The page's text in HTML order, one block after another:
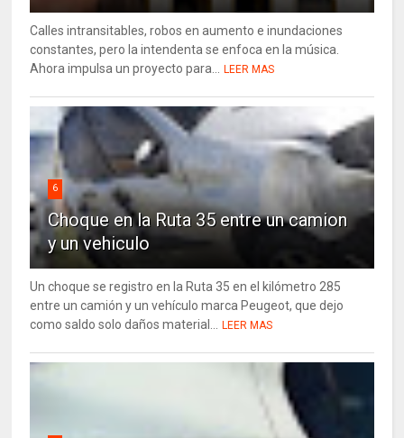
Calles intransitables, robos en aumento e inundaciones
constantes, pero la intendenta se enfoca en la música.
Ahora impulsa un proyecto para...
LEER MAS
6
Choque en la Ruta 35 entre un camion
y un vehiculo
Un choque se registro en la Ruta 35 en el kilómetro 285
entre un camión y un vehículo marca Peugeot, que dejo
como saldo solo daños material...
LEER MAS